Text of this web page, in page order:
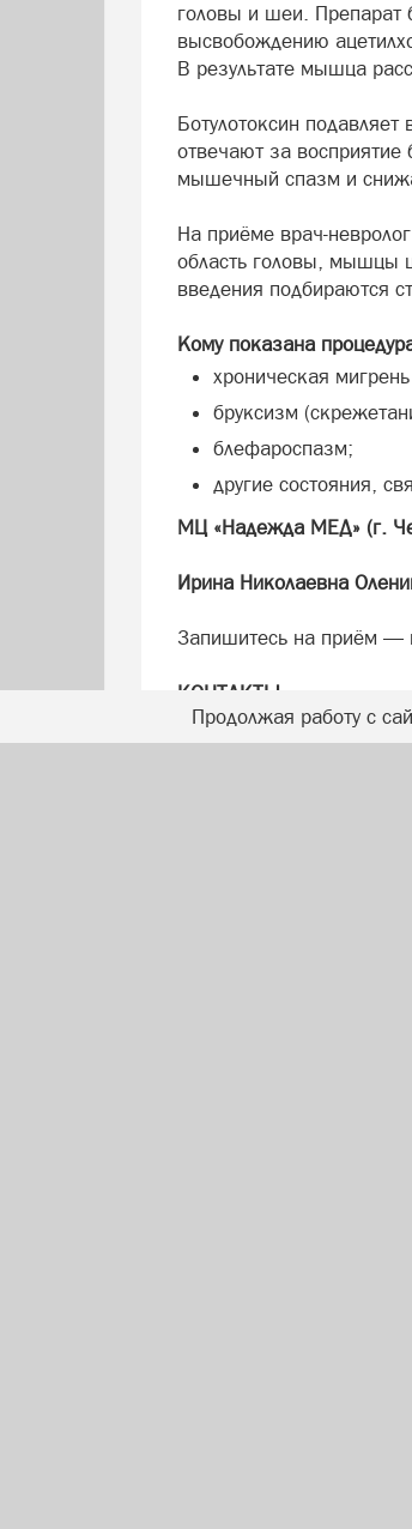
головы и шеи. Препарат
высвобождению
В результате мышца
Ботулотоксин
отвечают за восприятие
мышечный спазм и
На приёме врач-
область головы, мышцы
введения подбираются
Кому показана
хроническая
бруксизм
блефароспазм;
другие состояния,
МЦ «Надежда МЕД» (г.
Ирина Николаевна
Запишитесь на приём —
КОНТАКТЫ
МЦ «Надежда МЕД»: г.
Продолжая работу с